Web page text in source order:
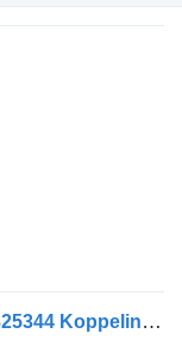
Хидроусилвател Scania 2612292-2825344 Koppelingsbekrachtiger ECA за влекач Scania